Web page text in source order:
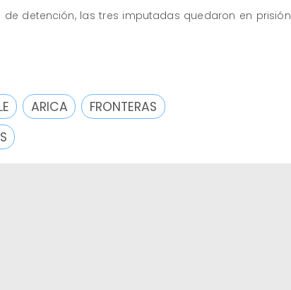
detención, las tres imputadas quedaron en prisión
ARICA
FRONTERAS